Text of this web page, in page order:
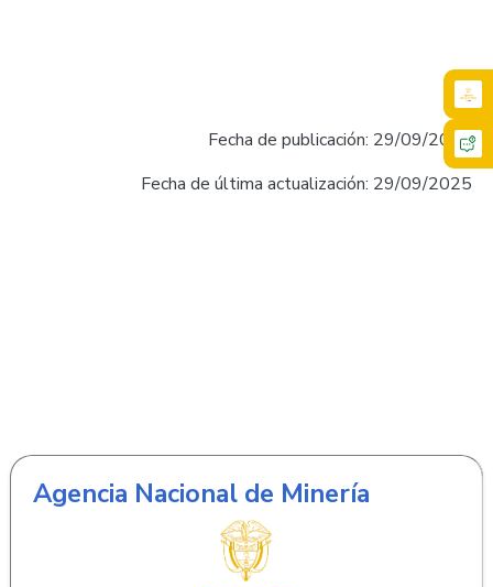
Fecha de publicación: 29/09/2025
Fecha de última actualización: 29/09/2025
Agencia Nacional de Minería